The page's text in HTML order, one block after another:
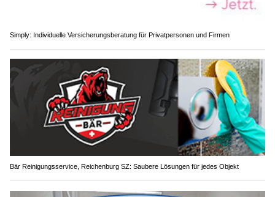
Simply: Individuelle Versicherungsberatung für Privatpersonen und Firmen
Bär Reinigungsservice, Reichenburg SZ: Saubere Lösungen für jedes Objekt